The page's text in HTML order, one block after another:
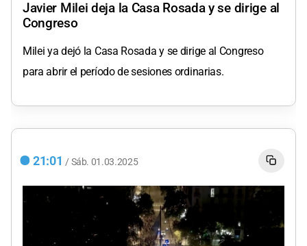
Javier Milei deja la Casa Rosada y se dirige al
Congreso
Milei ya dejó la Casa Rosada y se dirige al Congreso
para abrir el período de sesiones ordinarias.
21:01 / Sáb. 01.03.2025